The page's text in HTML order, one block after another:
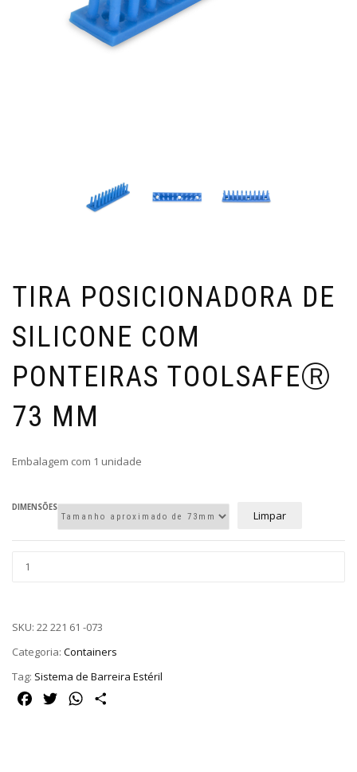
TIRA POSICIONADORA DE
SILICONE COM
PONTEIRAS TOOLSAFEⓇ
73 MM
Embalagem com 1 unidade
DIMENSÕES
Limpar
SKU: 22 221 61 -073
Categoria: Containers
Tag: Sistema de Barreira Estéril
FacebookTwitterWhatsApp